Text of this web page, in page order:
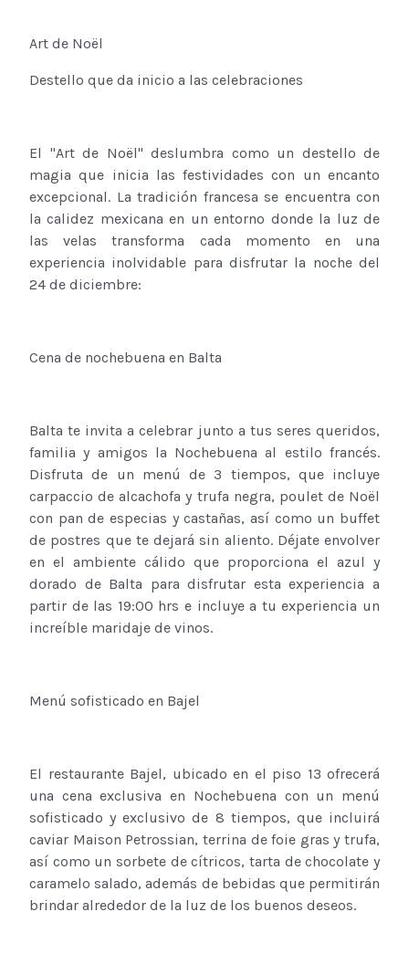
Art de Noël
Destello que da inicio a las celebraciones
El "Art de Noël" deslumbra como un destello de
magia que inicia las festividades con un encanto
excepcional. La tradición francesa se encuentra con
la calidez mexicana en un entorno donde la luz de
las velas transforma cada momento en una
experiencia inolvidable para disfrutar la noche del
24 de diciembre:
Cena de nochebuena en Balta
Balta te invita a celebrar junto a tus seres queridos,
familia y amigos la Nochebuena al estilo francés.
Disfruta de un menú de 3 tiempos, que incluye
carpaccio de alcachofa y trufa negra, poulet de Noël
con pan de especias y castañas, así como un buffet
de postres que te dejará sin aliento. Déjate envolver
en el ambiente cálido que proporciona el azul y
dorado de Balta para disfrutar esta experiencia a
partir de las 19:00 hrs e incluye a tu experiencia un
increíble maridaje de vinos.
Menú sofisticado en Bajel
El restaurante Bajel, ubicado en el piso 13 ofrecerá
una cena exclusiva en Nochebuena con un menú
sofisticado y exclusivo de 8 tiempos, que incluirá
caviar Maison Petrossian, terrina de foie gras y trufa,
así como un sorbete de cítricos, tarta de chocolate y
caramelo salado, además de bebidas que permitirán
brindar alrededor de la luz de los buenos deseos.